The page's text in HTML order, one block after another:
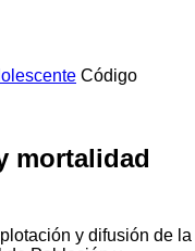
Código
mortalidad
y difusión de la